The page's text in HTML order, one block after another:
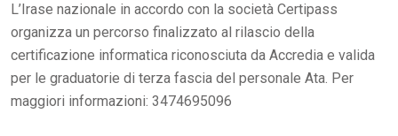
L’Irase nazionale in accordo con la società Certipass
organizza un percorso finalizzato al rilascio della
certificazione informatica riconosciuta da Accredia e valida
per le graduatorie di terza fascia del personale Ata. Per
maggiori informazioni: 3474695096